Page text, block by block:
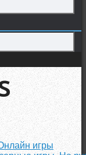
игры